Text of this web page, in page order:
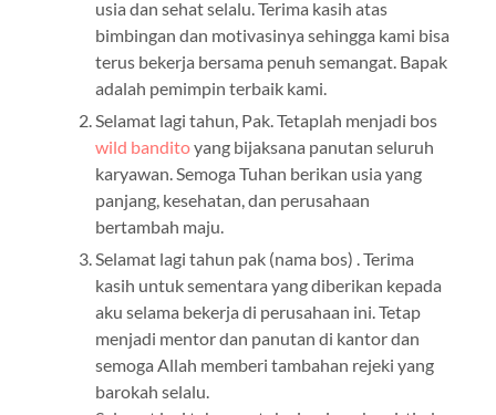
usia dan sehat selalu. Terima kasih atas
bimbingan dan motivasinya sehingga kami bisa
terus bekerja bersama penuh semangat. Bapak
adalah pemimpin terbaik kami.
Selamat lagi tahun, Pak. Tetaplah menjadi bos
wild banditoyang bijaksana panutan seluruh
karyawan. Semoga Tuhan berikan usia yang
panjang, kesehatan, dan perusahaan
bertambah maju.
Selamat lagi tahun pak (nama bos) . Terima
kasih untuk sementara yang diberikan kepada
aku selama bekerja di perusahaan ini. Tetap
menjadi mentor dan panutan di kantor dan
semoga Allah memberi tambahan rejeki yang
barokah selalu.